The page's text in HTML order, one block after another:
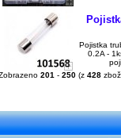
Pojistka
0.2A -
201 - 250 (z 428